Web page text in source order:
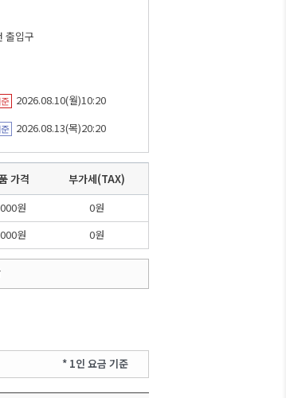
출입구
2026.08.10(월)10:20
2026.08.13(목)20:20
가격
부가세(TAX)
원
0원
원 0원
* 1인 요금 기준